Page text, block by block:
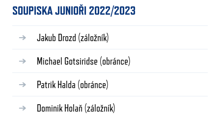
SOUPISKA JUNIOŘI 2022/2023
Jakub Drozd (záložník)
Michael Gotsiridse (obránce)
Patrik Halda (obránce)
Dominik Holaň (záložník)